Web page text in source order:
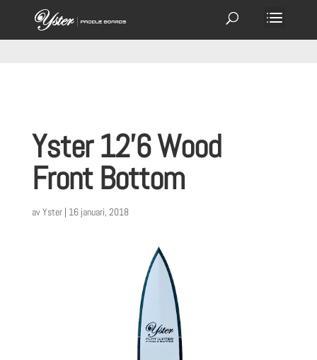
Yster 12’6 Wood
Front Bottom
avYster| 16 januari, 2018